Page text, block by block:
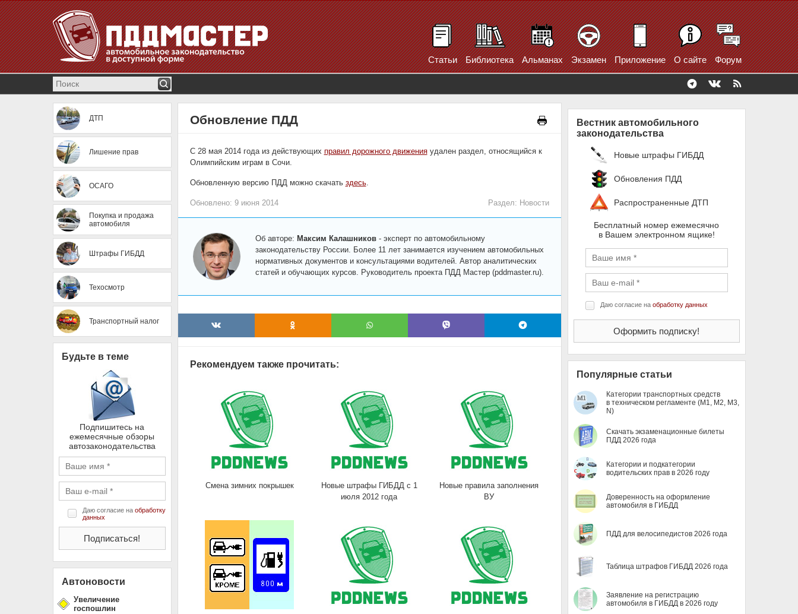
Статьи Библиотека Альманах Экзамен Приложение О сайте Форум
ДТП
Лишение прав
ОСАГО
Покупка и продажа
автомобиля
Штрафы ГИБДД
Техосмотр
Транспортный налог
Будьте в теме
Подпишитесь на
ежемесячные обзоры
автозаконодательства
Даю согласие на обработку
данных
Автоновости
Увеличение
госпошлин
Обновление ПДД
С 28 мая 2014 года из действующих правил дорожного движенияудален раздел, относящийся к
Олимпийским играм в Сочи.
Обновленную версию ПДД можно скачать здесь.
Обновлено: 9 июня 2014 Раздел: Новости
Об авторе: Максим Калашников- эксперт по автомобильному
законодательству России. Более 11 лет занимается изучением автомобильных
нормативных документов и консультациями водителей. Автор аналитических
статей и обучающих курсов. Руководитель проекта ПДД Мастер (pddmaster.ru).
Рекомендуем также прочитать:
Смена зимних покрышек
Новые штрафы ГИБДД с 1
июля 2012 года
Новые правила заполнения
ВУ
Вестник автомобильного
законодательства
Новые штрафы ГИБДД
Обновления ПДД
Распространенные ДТП
Бесплатный номер ежемесячно
в Вашем электронном ящике!
Даю согласие на обработку данных
Популярные статьи
Категории транспортных средств
в техническом регламенте (M1, M2, M3,
N)
Скачать экзаменационные билеты
ПДД 2026 года
Категории и подкатегории
водительских прав в 2026 году
Доверенность на оформление
автомобиля в ГИБДД
ПДД для велосипедистов 2026 года
Таблица штрафов ГИБДД 2026 года
Заявление на регистрацию
автомобиля в ГИБДД в 2026 году